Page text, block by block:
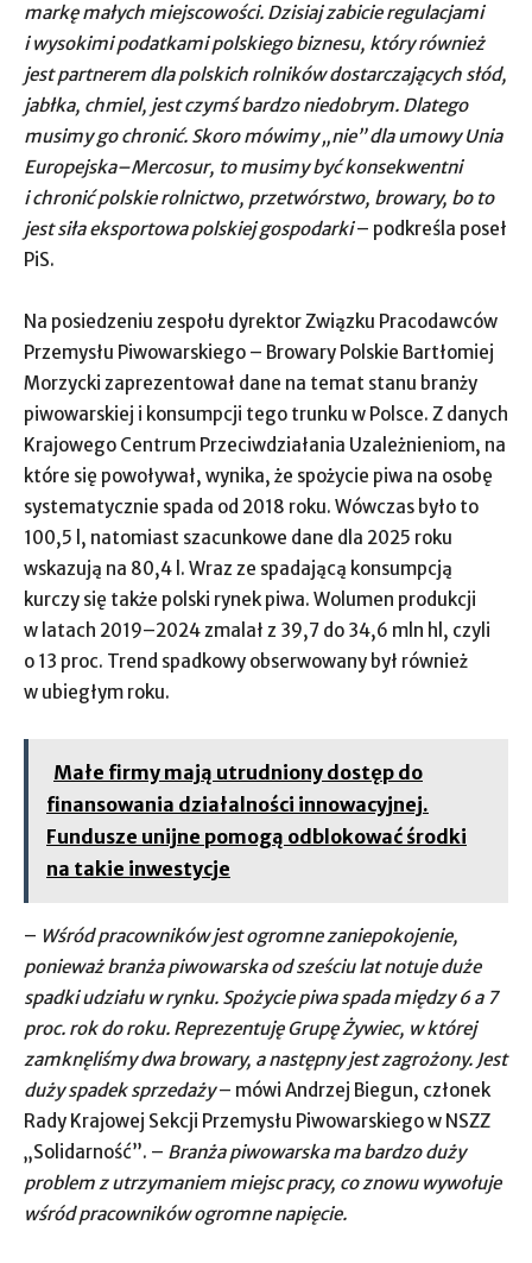
markę małych miejscowości. Dzisiaj zabicie regulacjami
i wysokimi podatkami polskiego biznesu, który również
jest partnerem dla polskich rolników dostarczających słód,
jabłka, chmiel, jest czymś bardzo niedobrym. Dlatego
musimy go chronić. Skoro mówimy „nie” dla umowy Unia
Europejska–Mercosur, to musimy być konsekwentni
i chronić polskie rolnictwo, przetwórstwo, browary, bo to
jest siła eksportowa polskiej gospodarki– podkreśla poseł
PiS.
Na posiedzeniu zespołu dyrektor Związku Pracodawców
Przemysłu Piwowarskiego – Browary Polskie Bartłomiej
Morzycki zaprezentował dane na temat stanu branży
piwowarskiej i konsumpcji tego trunku w Polsce. Z danych
Krajowego Centrum Przeciwdziałania Uzależnieniom, na
które się powoływał, wynika, że spożycie piwa na osobę
systematycznie spada od 2018 roku. Wówczas było to
100,5 l, natomiast szacunkowe dane dla 2025 roku
wskazują na 80,4 l. Wraz ze spadającą konsumpcją
kurczy się także polski rynek piwa. Wolumen produkcji
w latach 2019–2024 zmalał z 39,7 do 34,6 mln hl, czyli
o 13 proc. Trend spadkowy obserwowany był również
w ubiegłym roku.
Małe firmy mają utrudniony dostęp do
finansowania działalności innowacyjnej.
Fundusze unijne pomogą odblokować środki
na takie inwestycje
– Wśród pracowników jest ogromne zaniepokojenie,
ponieważ branża piwowarska od sześciu lat notuje duże
spadki udziału w rynku. Spożycie piwa spada między 6 a 7
proc. rok do roku. Reprezentuję Grupę Żywiec, w której
zamknęliśmy dwa browary, a następny jest zagrożony. Jest
duży spadek sprzedaży– mówi Andrzej Biegun, członek
Rady Krajowej Sekcji Przemysłu Piwowarskiego w NSZZ
„Solidarność”. – Branża piwowarska ma bardzo duży
problem z utrzymaniem miejsc pracy, co znowu wywołuje
wśród pracowników ogromne napięcie.